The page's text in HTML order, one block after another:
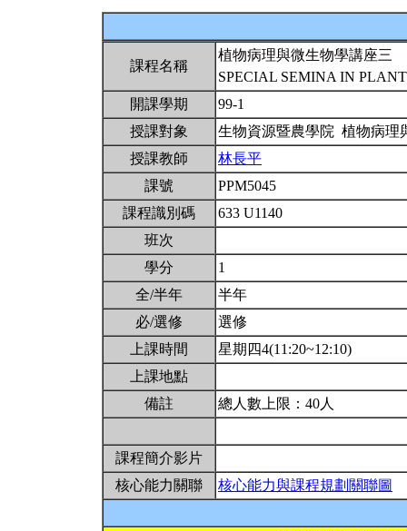
課程名稱
植物病理與微生物學講座三
SPECIAL SEMINA IN
開課學期
99-1
授課對象
生物資源暨農學院 植物病
授課教師
林長平
課號
PPM5045
課程識別碼
633 U1140
班次
學分
1
全/半年
半年
必/選修
選修
上課時間
星期四4(11:20~12:10)
上課地點
備註
總人數上限：40人
課程簡介影片
核心能力關聯
核心能力與課程規劃關聯圖